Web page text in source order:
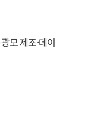
모 제조·데이